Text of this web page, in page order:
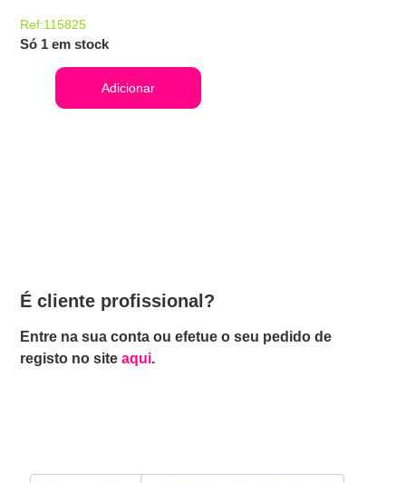
Ref:115825
Só 1 em stock
Adicionar
É cliente profissional?
Entre na sua conta ou efetue o seu pedido de
registo no siteaqui.